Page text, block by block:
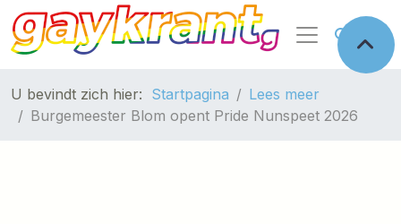
U bevindt zich hier: Startpagina
Lees meer
Burgemeester Blom opent Pride Nunspeet 2026